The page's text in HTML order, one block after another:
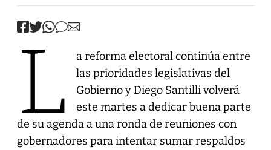
L
a reforma electoral continúa entre
las prioridades legislativas del
Gobierno y Diego Santilli volverá
este martes a dedicar buena parte
de su agenda a una ronda de reuniones con
gobernadores para intentar sumar respaldos